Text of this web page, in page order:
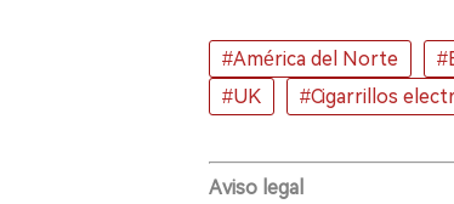
#América del Norte
#UK
#Cigarrillos
Aviso legal